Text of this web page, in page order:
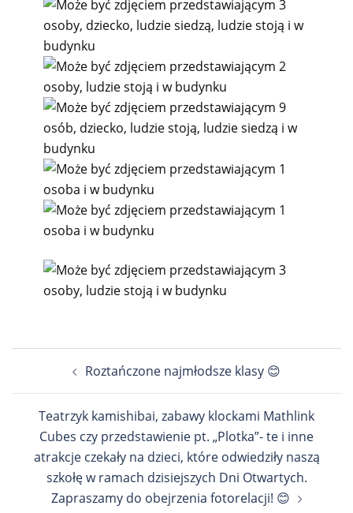
Roztańczone najmłodsze klasy 😊
Teatrzyk kamishibai, zabawy klockami Mathlink
Cubes czy przedstawienie pt. „Plotka”- te i inne
atrakcje czekały na dzieci, które odwiedziły naszą
szkołę w ramach dzisiejszych Dni Otwartych.
Zapraszamy do obejrzenia fotorelacji! 😊